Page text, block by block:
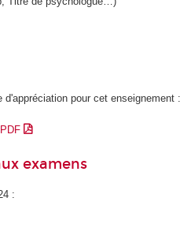
d'appréciation pour cet enseignement :
examens
: